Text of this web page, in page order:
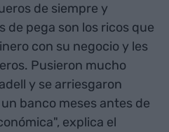
de siempre y
de pega son los ricos que
con su negocio y les
Pusieron mucho
y se arriesgaron
banco meses antes de
explica el